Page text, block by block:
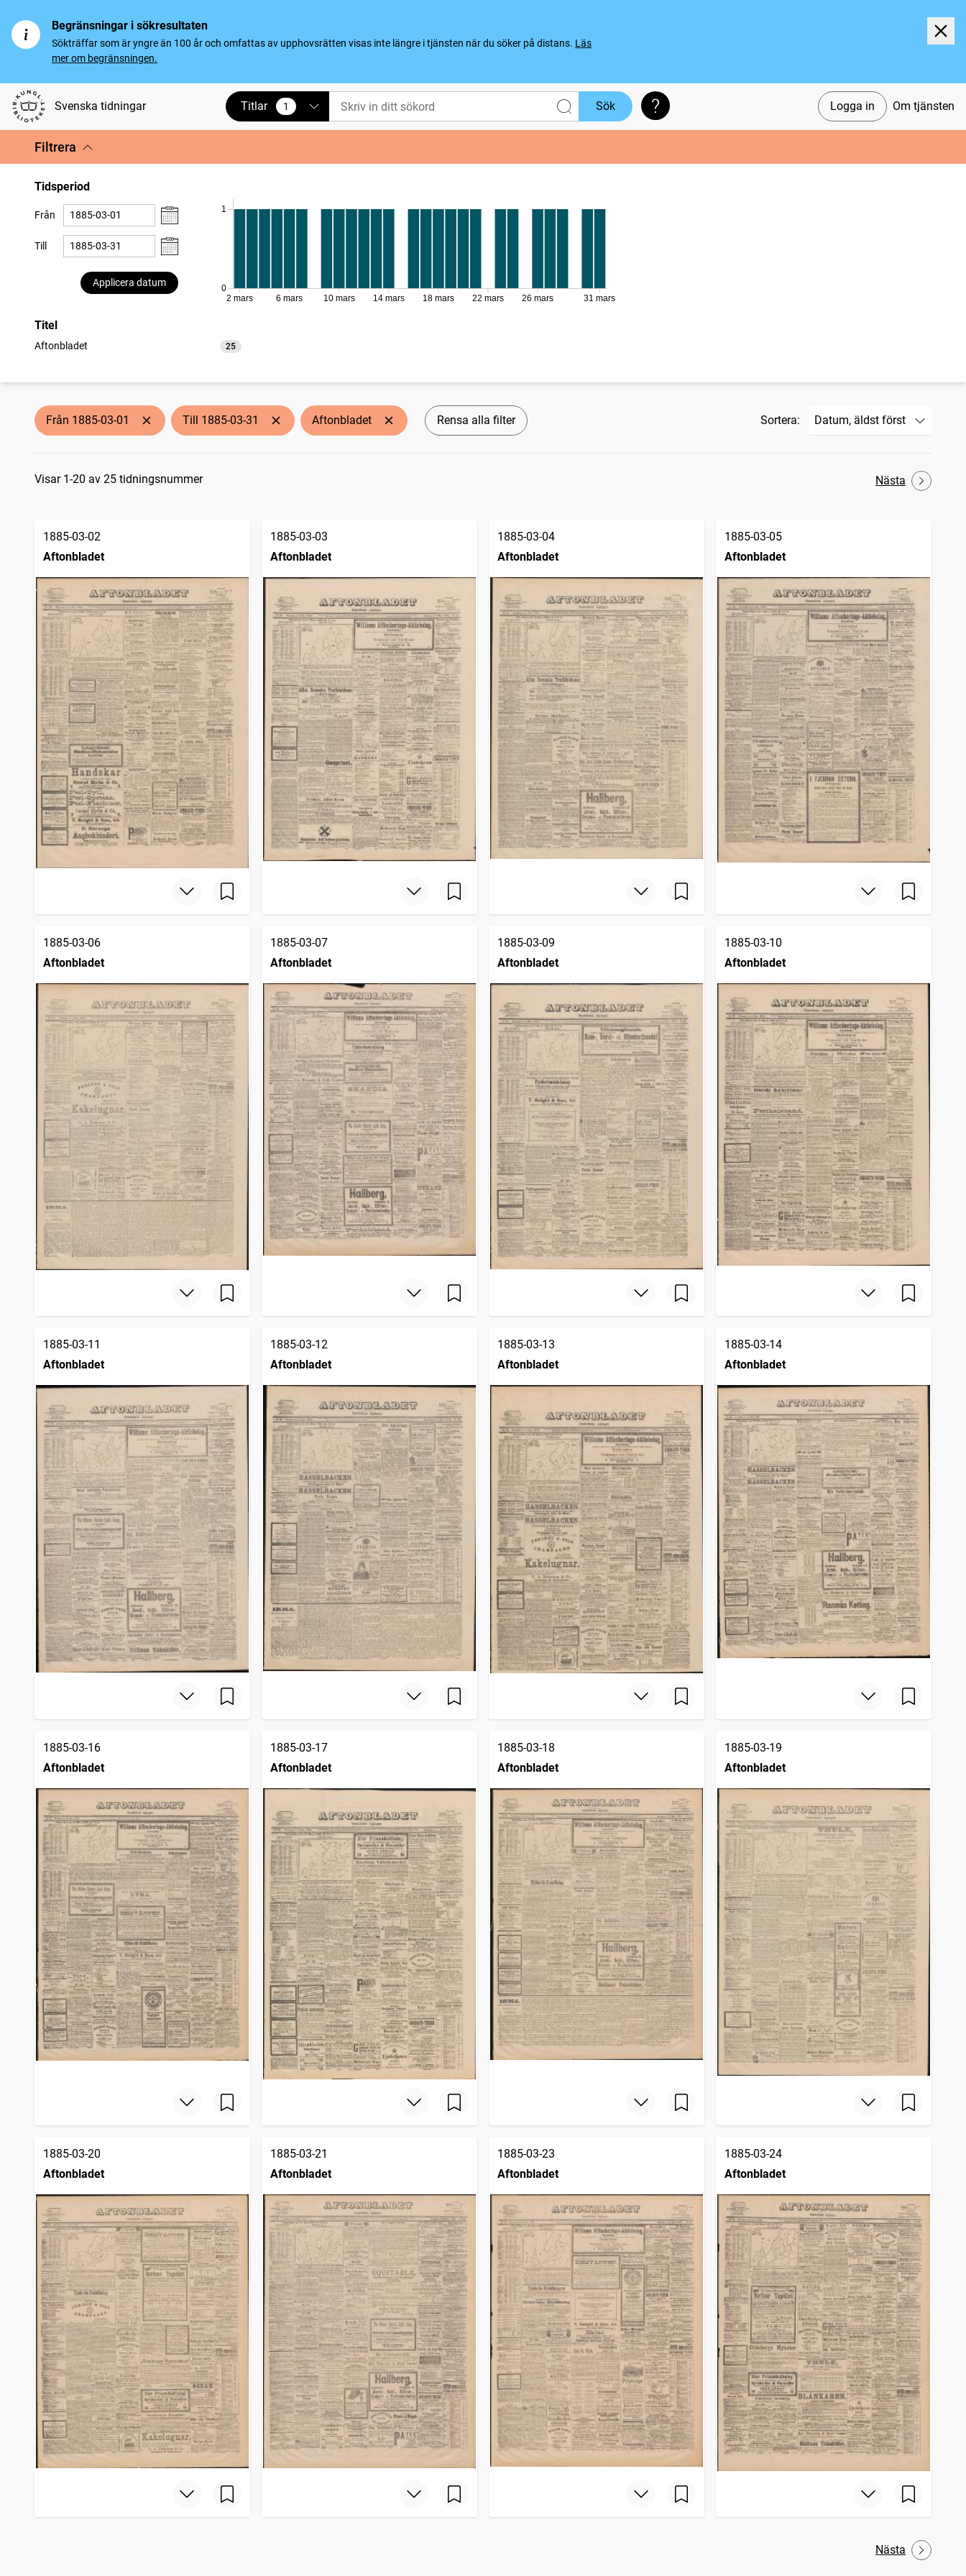
Begränsningar i sökresultaten
Sökträffar som är yngre än 100 år och omfattas av upphovsrätten visas inte längre i tjänsten när du söker på distans. Läs
mer om begränsningen.
Svenska tidningar Logga in Om tjänsten
Titlar 1
vald Sök Söktips
Filtrera
Tidsperiod
Från
Till
Applicera datum
0
1
2 mars 6 mars 10 mars 14 mars 18 mars 22 mars 26 mars 31 mars
Titel
Aftonbladet 25
träffar
Från 1885-03-01 Till 1885-03-31 Aftonbladet Rensa alla filter Sortera:
Sökresultat
Visar 1-20 av 25 tidningsnummer Nästa
1885-03-02
Aftonbladet
1885-03-03
Aftonbladet
1885-03-04
Aftonbladet
1885-03-05
Aftonbladet
1885-03-06
Aftonbladet
1885-03-07
Aftonbladet
1885-03-09
Aftonbladet
1885-03-10
Aftonbladet
1885-03-11
Aftonbladet
1885-03-12
Aftonbladet
1885-03-13
Aftonbladet
1885-03-14
Aftonbladet
1885-03-16
Aftonbladet
1885-03-17
Aftonbladet
1885-03-18
Aftonbladet
1885-03-19
Aftonbladet
1885-03-20
Aftonbladet
1885-03-21
Aftonbladet
1885-03-23
Aftonbladet
1885-03-24
Aftonbladet
Nästa